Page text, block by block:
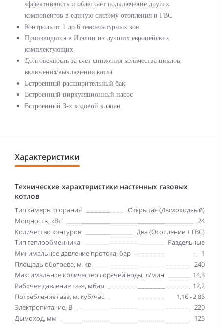
эффективность и облегчает подключение других
компонентов в единую систему отопления и ГВС
Контроль от 1 до 6 температурных зон
Производится в Италии из лучших европейских
комплектующих
Долговечность за счет снижения количества циклов
включения/выключения котла
Встроенный расширительный бак
Встроенный циркуляционный насос
Встроенный 3-х ходовой клапан
Характеристики
Технические характеристики настенных газовых
котлов
Тип камеры сгорания
Открытая (Дымоходный)
Мощность, кВт
24
Количество контуров
Два (Отопление + ГВС)
Тип теплообменника
Раздельные
Минимальное давление протока, бар
1
Площадь обогрева, м. кв.
240
Максимальное количество горячей воды, л/мин
14,3
Рабочее давление газа, мбар
12,2
Потребление газа, м. куб/час
1,16 - 2,86
Электропитание, В
220
Дымоход, мм
125